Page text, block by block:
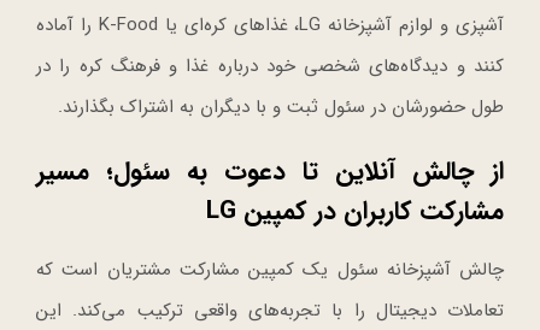
آشپزی و لوازم آشپزخانه LG، غذاهای کره‌ای یا K-Food را آماده
کنند و دیدگاه‌های شخصی خود درباره غذا و فرهنگ کره را در
طول حضورشان در سئول ثبت و با دیگران به اشتراک بگذارند.
از چالش آنلاین تا دعوت به سئول؛ مسیر
مشارکت کاربران در کمپین LG
چالش آشپزخانه سئول یک کمپین مشارکت مشتریان است که
تعاملات دیجیتال را با تجربه‌های واقعی ترکیب می‌کند. این